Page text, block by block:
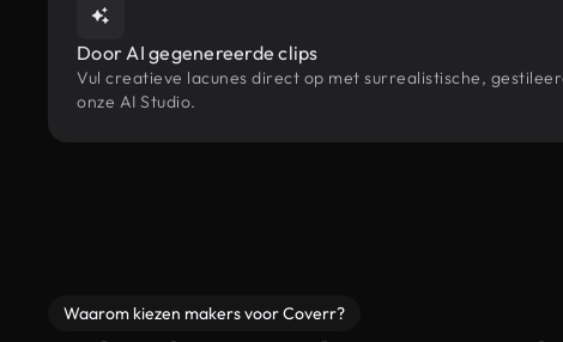
Door AI gegenereerde clips
Vul creatieve lacunes direct op met surrealistische,
onze AI Studio.
Waarom kiezen makers voor Coverr?